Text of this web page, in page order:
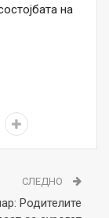
на
СЛЕДНО
Родителите